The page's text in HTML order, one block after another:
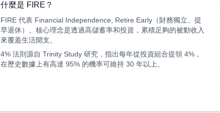
什麼是 FIRE？
FIRE 代表 Financial Independence, Retire Early（財務獨立、提
早退休）。核心理念是透過高儲蓄率和投資，累積足夠的被動收入
來覆蓋生活開支。
4% 法則源自 Trinity Study 研究，指出每年從投資組合提領 4%，
在歷史數據上有高達 95% 的機率可維持 30 年以上。